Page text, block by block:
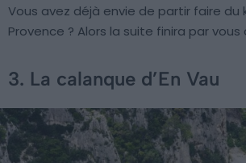
Vous avez déjà envie de partir faire du
Provence ? Alors la suite finira par vous
3. La calanque d’En Vau